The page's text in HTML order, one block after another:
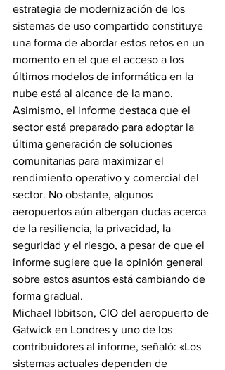
estrategia de modernización de los
sistemas de uso compartido constituye
una forma de abordar estos retos en un
momento en el que el acceso a los
últimos modelos de informática en la
nube está al alcance de la mano.
Asimismo, el informe destaca que el
sector está preparado para adoptar la
última generación de soluciones
comunitarias para maximizar el
rendimiento operativo y comercial del
sector. No obstante, algunos
aeropuertos aún albergan dudas acerca
de la resiliencia, la privacidad, la
seguridad y el riesgo, a pesar de que el
informe sugiere que la opinión general
sobre estos asuntos está cambiando de
forma gradual.
Michael Ibbitson, CIO del aeropuerto de
Gatwick en Londres y uno de los
contribuidores al informe, señaló: «Los
sistemas actuales dependen de